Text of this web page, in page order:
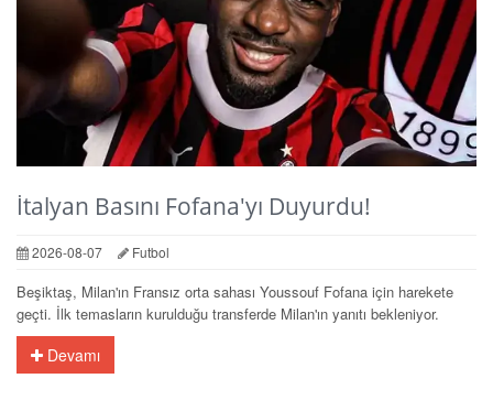
İtalyan Basını Fofana'yı Duyurdu!
2026-08-07 Futbol
Beşiktaş, Milan'ın Fransız orta sahası Youssouf Fofana için harekete
geçti. İlk temasların kurulduğu transferde Milan'ın yanıtı bekleniyor.
Devamı